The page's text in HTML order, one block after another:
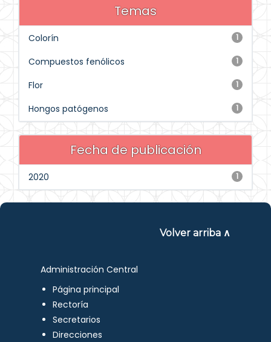
Temas
1
Colorín
1
Compuestos fenólicos
1
Flor
1
Hongos patógenos
Fecha de publicación
1
2020
Volver arriba ∧
Administración Central
Página principal
Rectoría
Secretarios
Direcciones